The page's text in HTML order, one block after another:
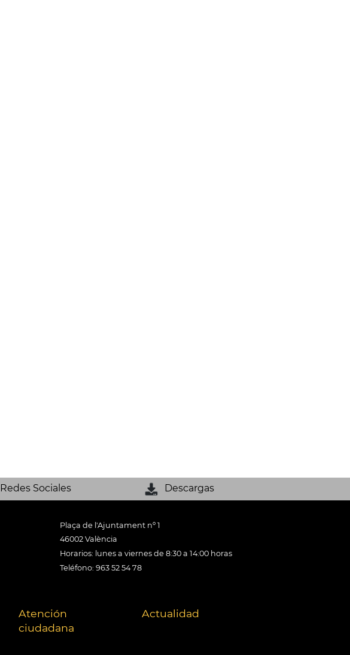
Redes Sociales Descargas
Plaça de l'Ajuntament nº 1
46002 València
Horarios: lunes a viernes de 8:30 a 14:00 horas
Teléfono: 963 52 54 78
Atención
ciudadana
Actualidad